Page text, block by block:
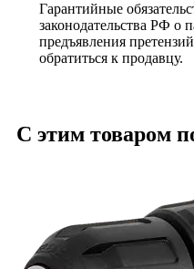
Гарантийные
законодательства РФ о
предъявления
обратиться к продавцу.
С этим товаром